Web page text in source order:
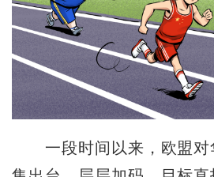
一段时间以来，欧盟对